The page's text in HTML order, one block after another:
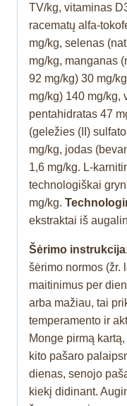
TV/kg, vitaminas
racematų alfa-
mg/kg, selenas
mg/kg, manganas
92 mg/kg) 30 mg/
mg/kg) 140 mg/kg,
pentahidratas 47
(geležies (II)
mg/kg, jodas
1,6 mg/kg. L-
technologiškai
mg/kg.
ekstraktai iš
Šėrimo
šėrimo normos (žr.
maitinimus per
arba mažiau, tai
temperamento ir
Monge pirmą
kito pašaro
dienas, senojo
kiekį didinant.